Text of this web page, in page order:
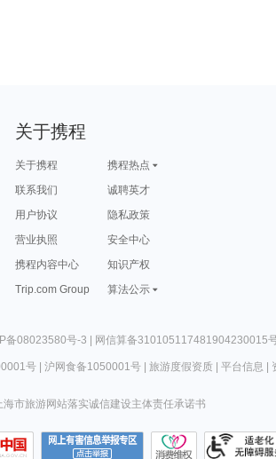
关于携程
关于携程
携程热点
联系我们
诚聘英才
用户协议
隐私政策
营业执照
安全中心
携程内容中心
知识产权
Trip.com Group
算法公示
备08023580号-3 | 网信算备310105117481904230015
号| 沪网食备1050001号| 旅游度假资质| 平台信息
海市旅游网站落实诚信建设主体责任承诺书